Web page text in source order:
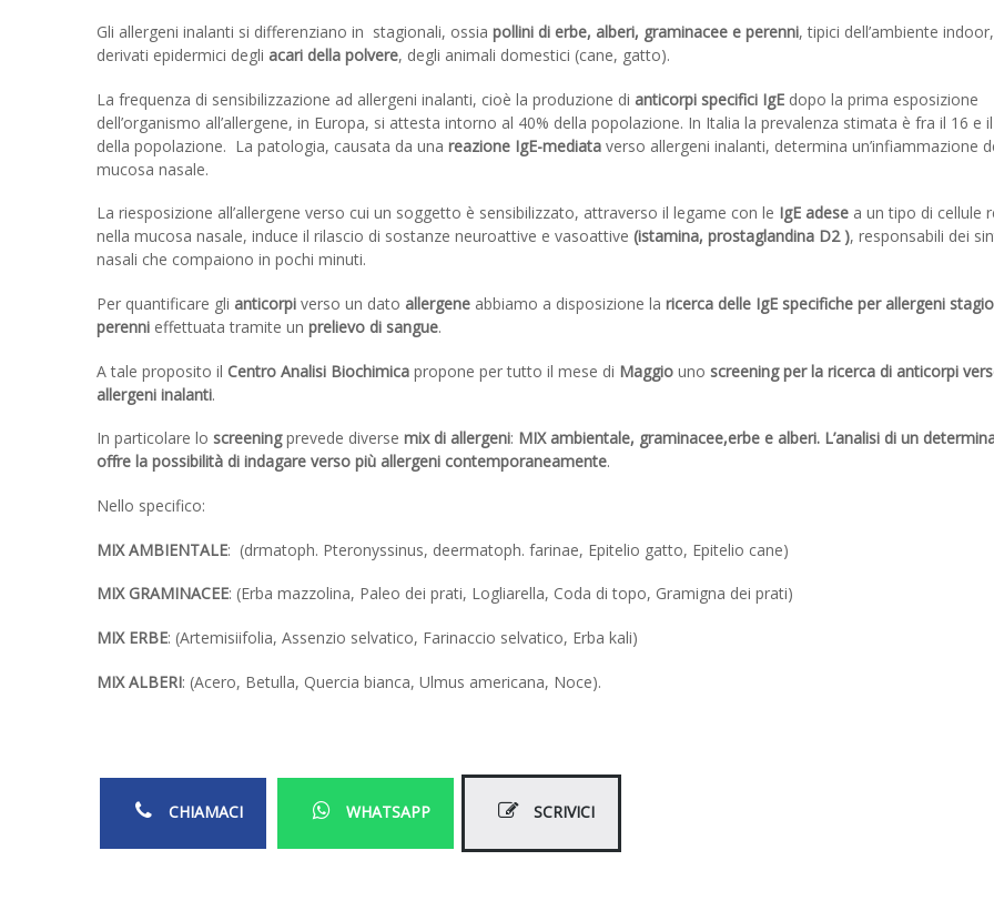
Gli allergeni inalanti si differenziano in stagionali, ossia pollini di erbe, alberi, graminacee e perenni, tipici dell’ambiente
derivati epidermici degli acari della polvere, degli animali domestici (cane, gatto).
La frequenza di sensibilizzazione ad allergeni inalanti, cioè la produzione di anticorpi specifici IgE dopo la prima esposizione
dell’organismo all’allergene, in Europa, si attesta intorno al 40% della popolazione. In Italia la prevalenza stimata è fra il 16 e
della popolazione. La patologia, causata da una reazione IgE-mediata verso allergeni inalanti, determina un’infiammazione
mucosa nasale.
La riesposizione all’allergene verso cui un soggetto è sensibilizzato, attraverso il legame con le IgE adese a un tipo di cellule
nella mucosa nasale, induce il rilascio di sostanze neuroattive e vasoattive (istamina, prostaglandina D2 ), responsabili dei
nasali che compaiono in pochi minuti.
Per quantificare gli anticorpi verso un dato allergene abbiamo a disposizione la ricerca delle IgE specifiche per allergeni
perenni effettuata tramite un prelievo di sangue.
A tale proposito il Centro Analisi Biochimica propone per tutto il mese di Maggio uno screening per la ricerca di anticorpi
allergeni inalanti.
In particolare lo screeningprevede diverse mix di allergeni: MIX ambientale, graminacee,erbe e alberi. L’analisi di un
offre la possibilità di indagare verso più allergeni contemporaneamente.
Nello specifico:
MIX AMBIENTALE: (drmatoph. Pteronyssinus, deermatoph. farinae, Epitelio gatto, Epitelio cane)
MIX GRAMINACEE: (Erba mazzolina, Paleo dei prati, Logliarella, Coda di topo, Gramigna dei prati)
MIX ERBE: (Artemisiifolia, Assenzio selvatico, Farinaccio selvatico, Erba kali)
MIX ALBERI: (Acero, Betulla, Quercia bianca, Ulmus americana, Noce).
CHIAMACI WHATSAPP SCRIVICI